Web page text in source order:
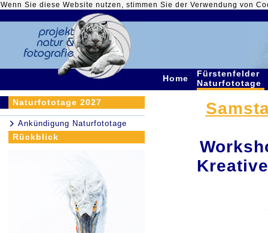
Wenn Sie diese Website nutzen, stimmen Sie der Verwendung von
Home
Fürstenfelder
Naturfototage
Naturfototage 2027
Ankündigung Naturfototage
Rückblick